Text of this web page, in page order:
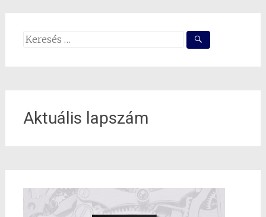
Search
Aktuális lapszám